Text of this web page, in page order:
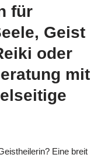
für
Geist
oder
mit
Eine breit